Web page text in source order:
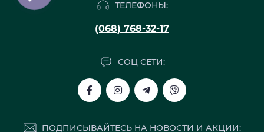
ТЕЛЕФОНЫ:
(068) 768-32-17
СОЦ СЕТИ:
ПОДПИСЫВАЙТЕСЬ НА НОВОСТИ И АКЦИИ: